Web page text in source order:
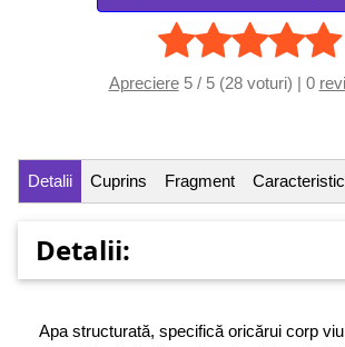
Apreciere5 / 5 (28 voturi) | 0
Detalii Cuprins Fragment
Detalii:
Apa structurată, specifică oricărui corp